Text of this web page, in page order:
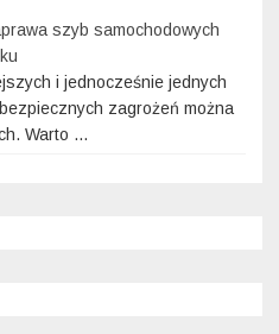
szyb samochodowych
i jednocześnie jednych
zagrożeń można
Warto …